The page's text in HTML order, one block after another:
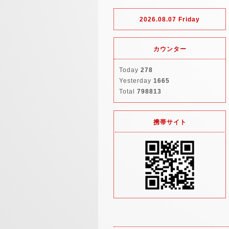
2026.08.07 Friday
カウンター
Today 278
Yesterday 1665
Total 798813
携帯サイト